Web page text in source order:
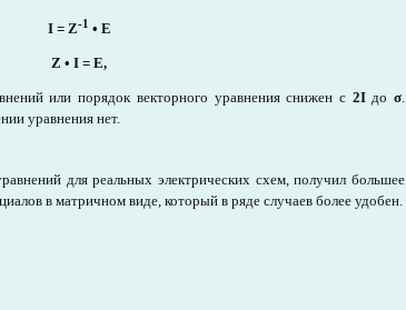
I = Z-1 • E
Z • I = E,
или порядок векторного уравнения снижен с 2Ιдоσ
уравнения нет.
для реальных электрических схем, получил большее
в матричном виде, который в ряде случаев более удобен.